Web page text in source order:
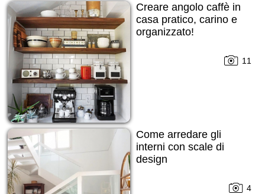
Creare angolo caffè in
casa pratico, carino e
organizzato!
11
Come arredare gli
interni con scale di
design
4